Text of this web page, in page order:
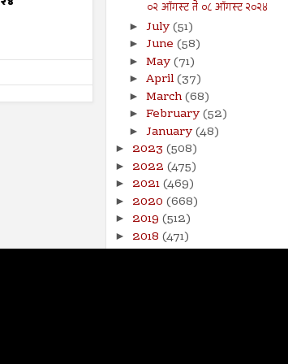
7/19/2024
०२ ऑगस्ट ते ०८ ऑगस्ट २०२४
► July(51)
► June (58)
► May(71)
► April(37)
► March(68)
► February(52)
► January(48)
► 2023 (508)
► 2022 (475)
► 2021(469)
► 2020 (668)
► 2019 (512)
► 2018 (471)
►2017(141)